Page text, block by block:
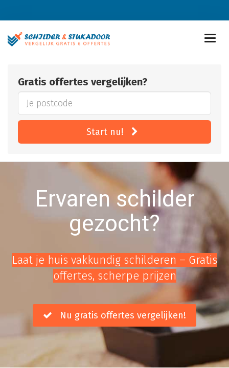
Gratis offertes vergelijken?
Start nu!
Ervaren schilder
gezocht?
Laat je huis vakkundig schilderen – Gratis
offertes, scherpe prijzen
Nu gratis offertes vergelijken!